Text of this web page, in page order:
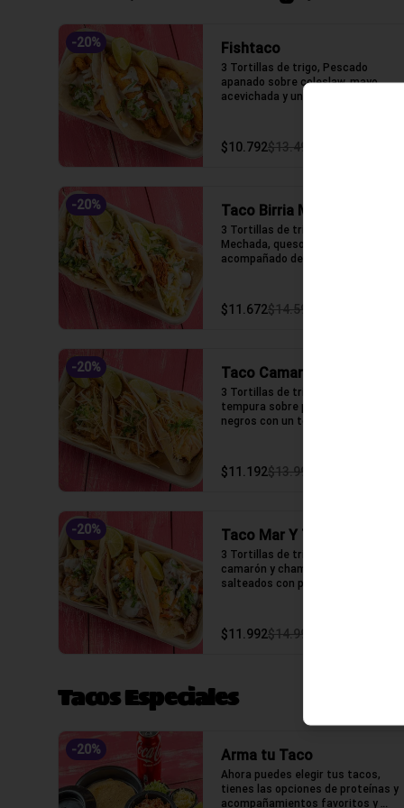
-20% Fishtaco
3 Tortillas de trigo, Pescado
apanado sobre coleslaw, mayo
acevichada y un toque de cilantro.
$10.792$13.490
-20% Taco Birria Mechada
3 Tortillas de trigo,tTinga de
Mechada, queso gauda fundido
acompañado de birria
$11.672$14.590
-20% Taco Camaron Tempura
3 Tortillas de trigo, camarón
tempura sobre puré de frijoles
negros con un toque de mayo
$11.192$13.990
-20% Taco Mar Y Tierra
3 Tortillas de trigo, Lomo,
camarón y champiñones
salteados con pimenton, cebolla,
$11.992$14.990
Tacos Especiales
-20% Arma tu Taco
Ahora puedes elegir tus tacos,
tienes las opciones de proteínas y
acompañamientos favoritos y